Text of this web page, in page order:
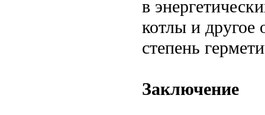
в
котлы и другое
степень
Заключение